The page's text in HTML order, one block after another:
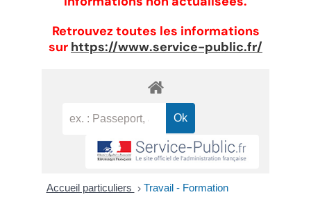
Retrouvez toutes les informations
sur https://www.service-public.fr/
Accueil particuliers > Travail - Formation